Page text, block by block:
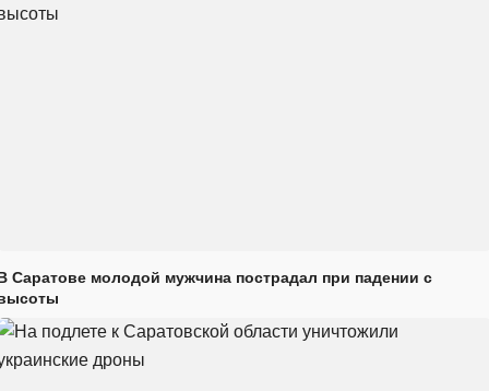
Саратове молодой мужчина пострадал при падении с